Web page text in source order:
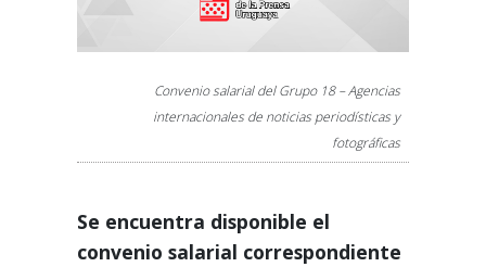
Convenio salarial del Grupo 18 – Agencias
internacionales de noticias periodísticas y
fotográficas
Se encuentra disponible el
convenio salarial correspondiente